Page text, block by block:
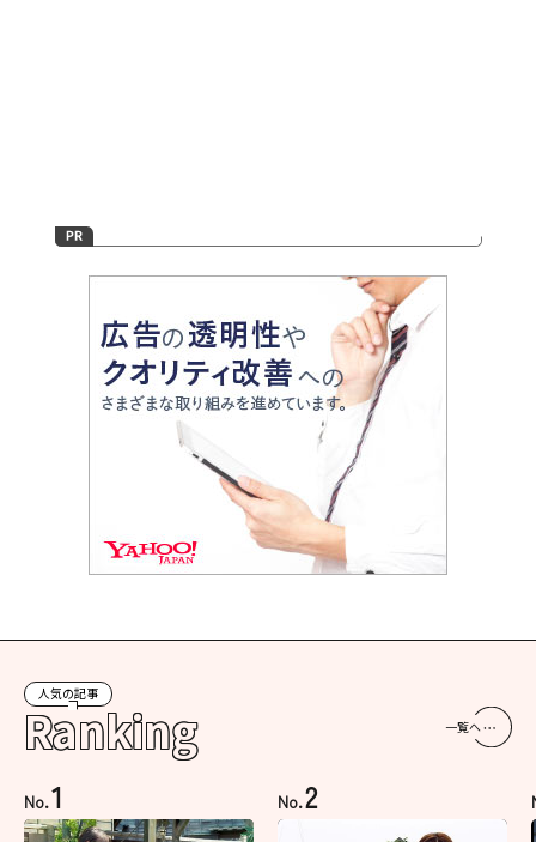
人気の記事
Ranking 一覧へ
No.1 No.2